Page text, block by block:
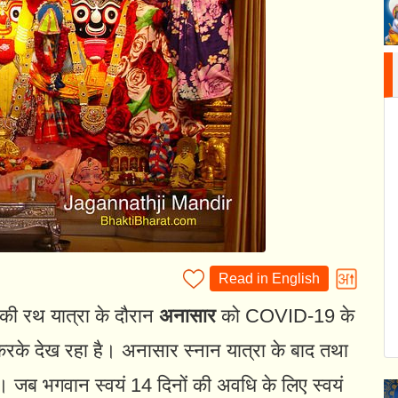
Read in English
रथ यात्रा के दौरान अनासारको COVID-19 के
देख रहा है। अनासार स्नान यात्रा के बाद तथा
जब भगवान स्वयं 14 दिनों की अवधि के लिए स्वयं